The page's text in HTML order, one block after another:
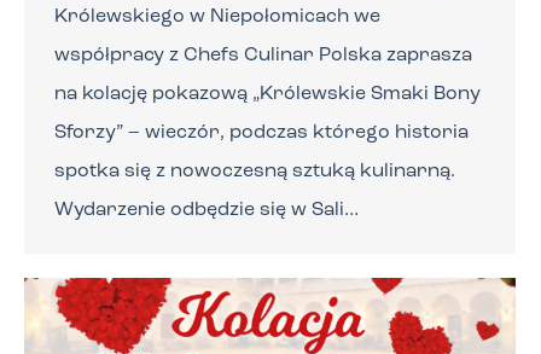
Królewskiego w Niepołomicach we
współpracy z Chefs Culinar Polska zaprasza
na kolację pokazową „Królewskie Smaki Bony
Sforzy” – wieczór, podczas którego historia
spotka się z nowoczesną sztuką kulinarną.
Wydarzenie odbędzie się w Sali…